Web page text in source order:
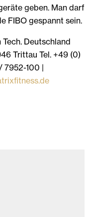
geben. Man darf
FIBO gespannt sein.
Deutschland
Trittau Tel. +49 (0)
7952-100 |